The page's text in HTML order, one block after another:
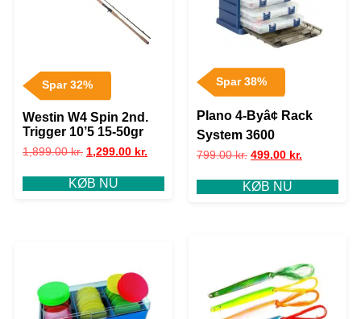
Spar 32%
Westin W4 Spin 2nd.
Trigger 10’5 15-50gr
1,899.00kr. 1,299.00 kr.
KØB NU
Spar 38%
Plano 4-Byâ¢ Rack
System 3600
799.00kr. 499.00 kr.
KØB NU